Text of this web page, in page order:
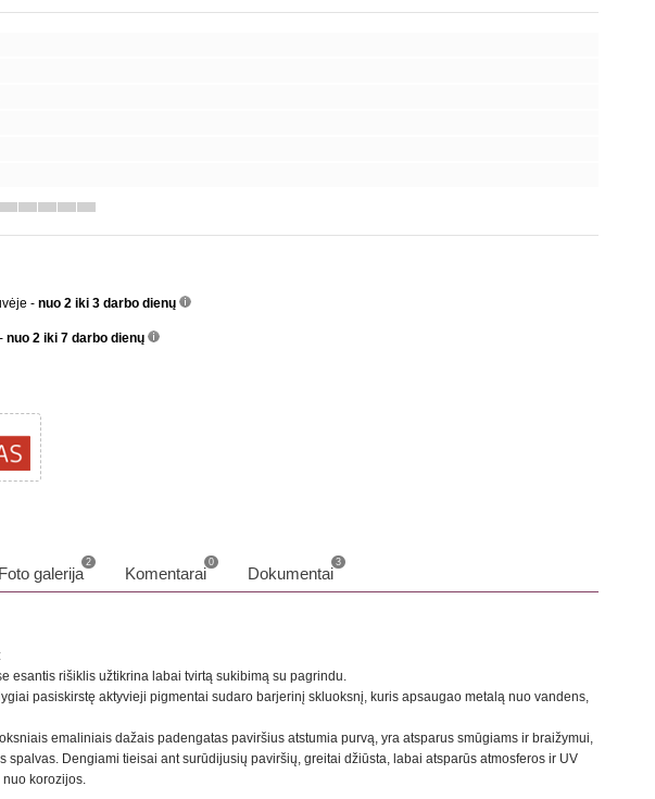
- nuo 2 iki 3 darbo dienų
nuo 2 iki 7 darbo dienų
Foto galerija
2
Komentarai
0
Dokumentai
3
esantis rišiklis užtikrina labai tvirtą sukibimą su pagrindu.
pasiskirstę aktyvieji pigmentai sudaro barjerinį skluoksnį, kuris apsaugao metalą nuo vandens,
emaliniais dažais padengatas paviršius atstumia purvą, yra atsparus smūgiams ir braižymui,
spalvas. Dengiami tieisai ant surūdijusių paviršių, greitai džiūsta, labai atsparūs atmosferos ir UV
korozijos.